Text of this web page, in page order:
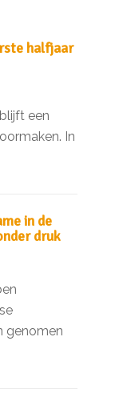
halfjaar
een
In
in de
druk
genomen